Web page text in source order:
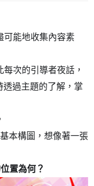
可能地收集內容素
每次的引導者夜話，
透過主題的了解，掌
本構圖，想像著一張
置為何？